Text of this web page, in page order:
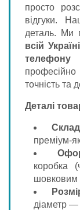
просто
відгуки.
деталь. Ми
всій Україні
телефону
точність та
Деталі
преміум-
коробка
шовковим
діаметр —